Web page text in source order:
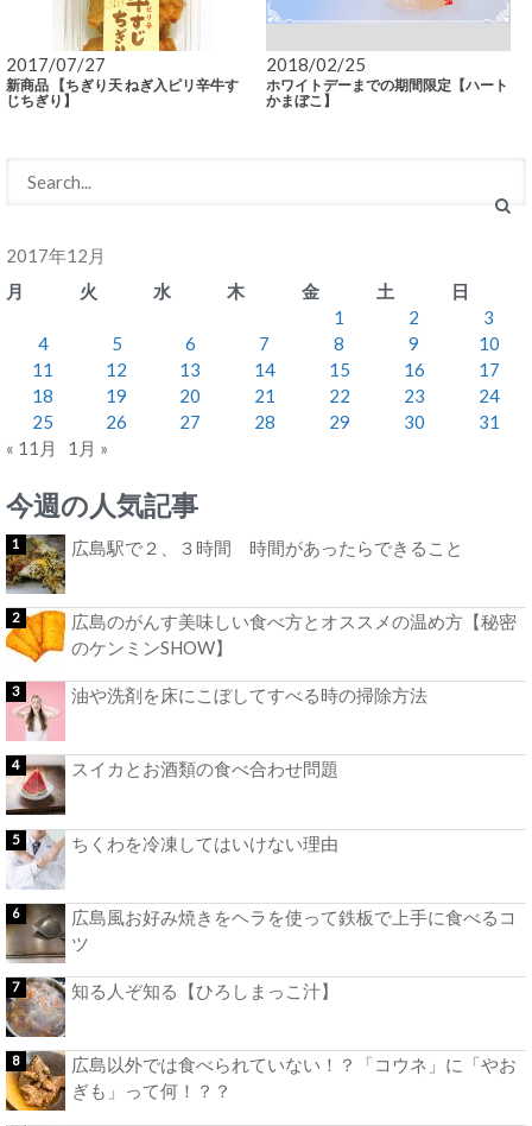
2017/07/27
新商品 【ちぎり天 ねぎ入ピリ辛牛す
じちぎり】
2018/02/25
ホワイトデーまでの期間限定【ハート
かまぼこ】
2017年12月
月
火 水 木 金 土
日
1
2
3
4
5 6 7 8 9
10
11
12 13 14 15 16
17
18
19 20 21 22 23
24
25
26 27 28 29 30
31
« 11月
1月 »
今週の人気記事
広島駅で２、３時間 時間があったらできること
広島のがんす美味しい食べ方とオススメの温め方【秘密
のケンミンSHOW】
油や洗剤を床にこぼしてすべる時の掃除方法
スイカとお酒類の食べ合わせ問題
ちくわを冷凍してはいけない理由
広島風お好み焼きをヘラを使って鉄板で上手に食べるコ
ツ
知る人ぞ知る【ひろしまっこ汁】
広島以外では食べられていない！？「コウネ」に「やお
ぎも」って何！？？